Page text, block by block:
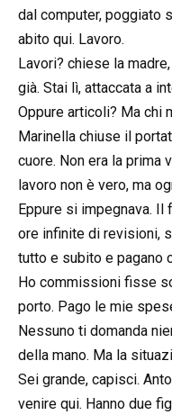
dal computer, poggiato
abito qui. Lavoro.
Lavori? chiese la
già. Stai lì, attaccata a
Oppure articoli? Ma chi
Marinella chiuse il
cuore. Non era la prima
lavoro non è vero, ma
Eppure si impegnava. Il
ore infinite di revisioni,
tutto e subito e pagano
Ho commissioni fisse
porto. Pago le mie
Nessuno ti domanda
della mano. Ma la
Sei grande, capisci.
venire qui. Hanno due